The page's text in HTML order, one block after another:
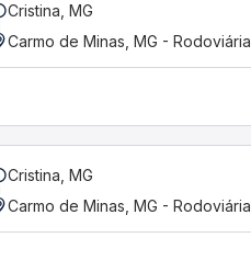
Cristina, MG
Carmo de Minas, MG - Rodoviária
Cristina, MG
Carmo de Minas, MG - Rodoviária